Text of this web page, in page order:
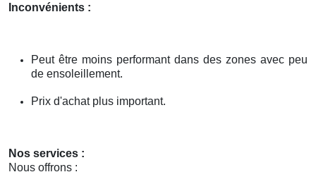
Inconvénients :
Peut être moins performant dans des zones avec peu
de ensoleillement.
Prix d'achat plus important.
Nos services :
Nous offrons :